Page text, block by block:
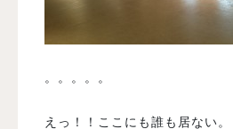
。。。。。
えっ！！ここにも誰も居ない。